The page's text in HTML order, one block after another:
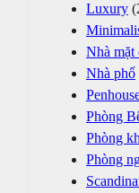
Luxury
Nhà mặt
Nhà phố
Phòng
Phòng
Phòng